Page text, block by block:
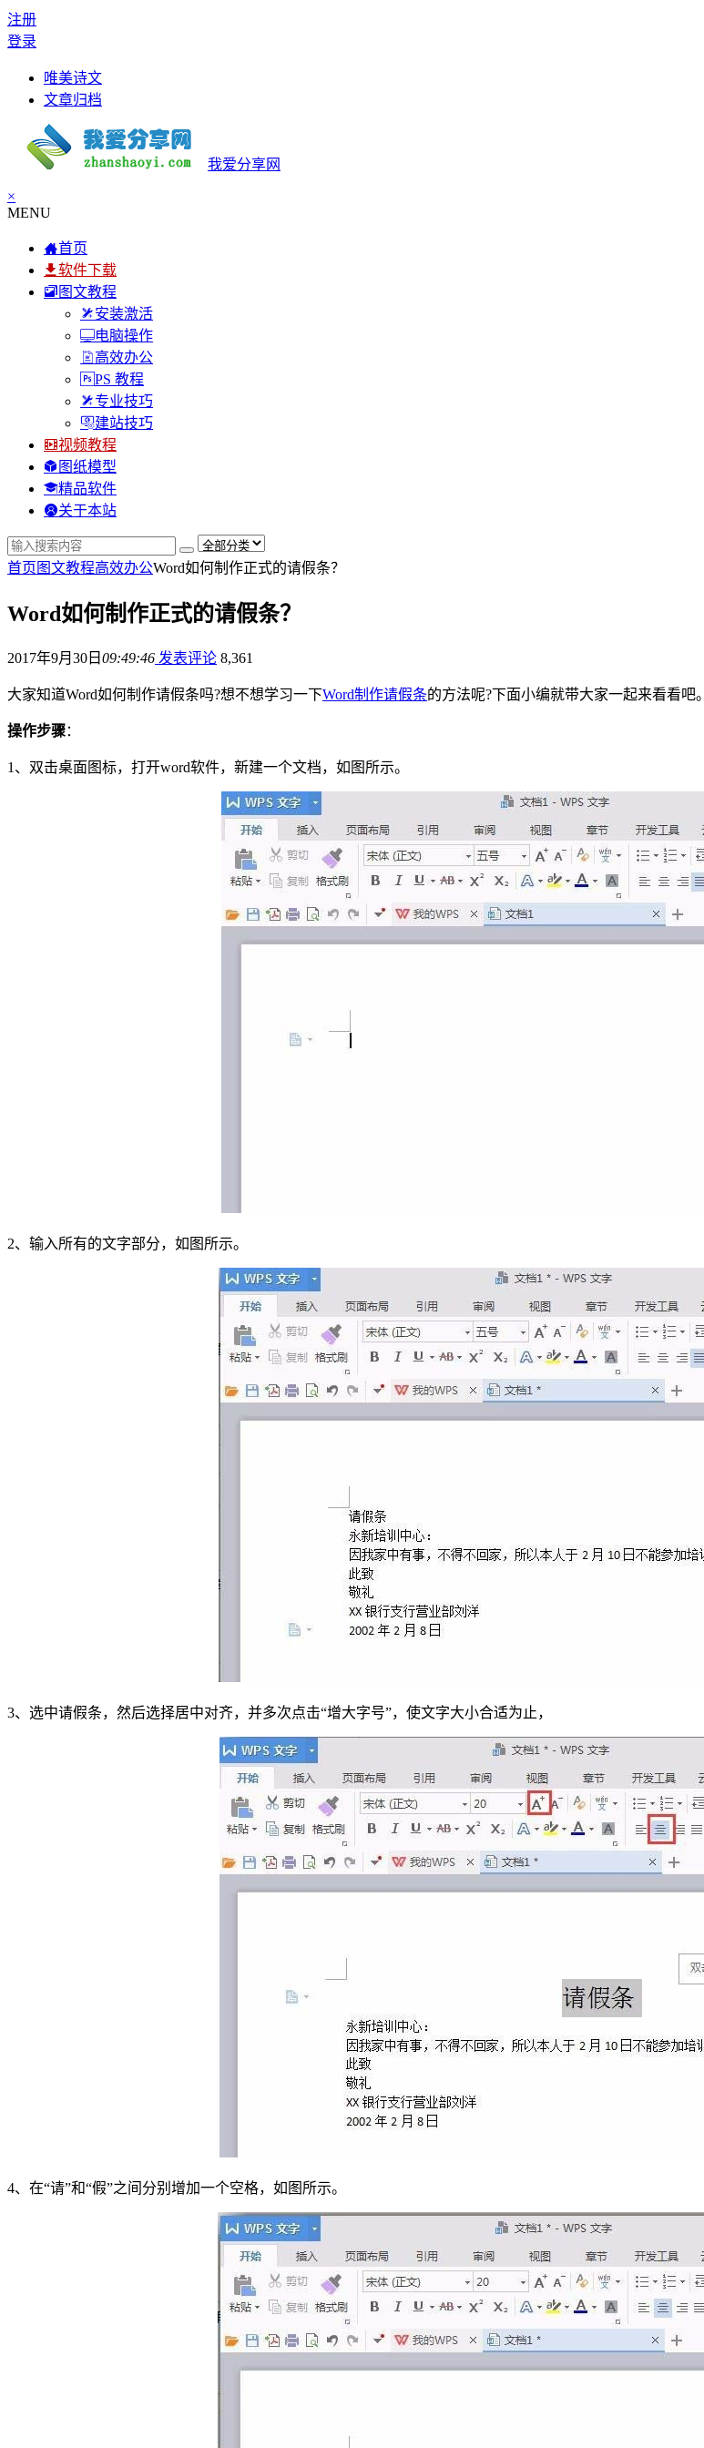
注册
登录
唯美诗文
文章归档
我爱分享网
×
MENU
首页
软件下载
图文教程
安装激活
电脑操作
高效办公
PS 教程
专业技巧
建站技巧
视频教程
图纸模型
精品软件
关于本站
首页 图文教程高效办公Word如何制作正式的请假条？
Word如何制作正式的请假条？
2017年9月30日 09:49:46 发表评论 8,361
大家知道Word如何制作请假条吗?想不想学习一下Word制作请假条的方法呢?下面小编就带大家一起来看看吧。
操作步骤：
1、双击桌面图标，打开word软件，新建一个文档，如图所示。
2、输入所有的文字部分，如图所示。
3、选中请假条，然后选择居中对齐，并多次点击“增大字号”，使文字大小合适为止，
4、在“请”和“假”之间分别增加一个空格，如图所示。